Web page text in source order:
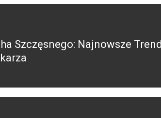
Szczęsnego: Najnowsze